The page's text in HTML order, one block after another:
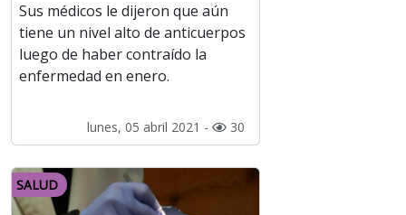
Sus médicos le dijeron que aún
tiene un nivel alto de anticuerpos
luego de haber contraído la
enfermedad en enero.
lunes, 05 abril 2021 - 30
SALUD